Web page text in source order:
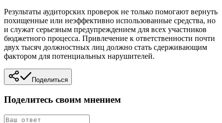
Результаты аудиторских проверок не только помогают вернуть
похищенные или неэффективно использованные средства, но
и служат серьезным предупреждением для всех участников
бюджетного процесса. Привлечение к ответственности почти
двух тысяч должностных лиц должно стать сдерживающим
фактором для потенциальных нарушителей.
Поделиться
Поделитесь своим мнением